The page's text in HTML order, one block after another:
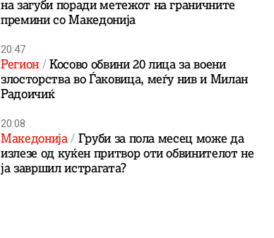
на загуби поради метежот на граничните
премини со Македонија
20:47
Регион
Косово обвини 20 лица за воени
злосторства во Ѓаковица, меѓу нив и Милан
Радоичиќ
20:08
Македонија Груби за пола месец може да
излезе од куќен притвор оти обвинителот не
ја завршил истрагата?